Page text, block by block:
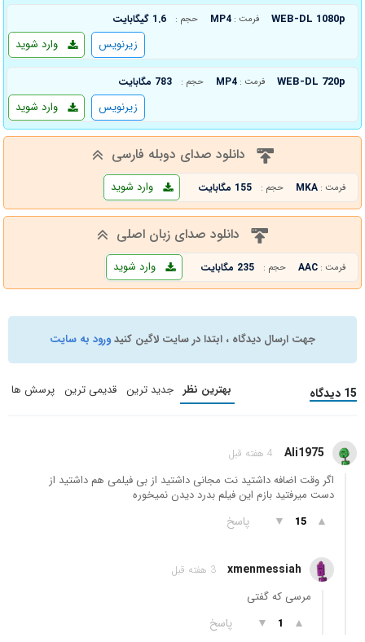
WEB-DL 1080p فرمت : MP4 حجم : 1.6 گیگابایت
وارد شوید زیرنویس
WEB-DL 720p فرمت : MP4 حجم : 783 مگابایت
وارد شوید زیرنویس
دانلود صدای دوبله فارسی
فرمت : MKA حجم : 155 مگابایت وارد شوید
دانلود صدای زبان اصلی
فرمت : AAC حجم : 235 مگابایت وارد شوید
جهت ارسال دیدگاه ، ابتدا در سایت لاگین کنیدورود به سایت
15 دیدگاه بهترین نظر جدید ترین قدیمی ترین پرسش ها
Ali1975 4 هفته قبل
اگر وقت اضافه داشتید نت مجانی داشتید از بی فیلمی هم داشتید از
دست میرفتید بازم این فیلم بدرد دیدن نمیخوره
▲
15
▼ پاسخ
xmenmessiah 3 هفته قبل
مرسی که گفتی
▲
1
▼ پاسخ